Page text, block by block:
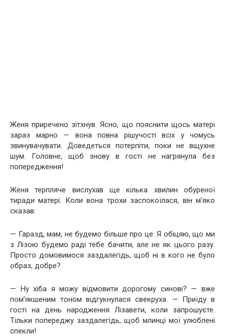
Женя приречено зітхнув. Ясно, що пояснити щось матері
зараз марно — вона повна рішучості всіх у чомусь
звинувачувати. Доведеться потерпіти, поки не вщухне
шум. Головне, щоб знову в гості не нагрянула без
попередження!
Женя терпляче вислухав ще кілька хвилин обуреної
тиради матері. Коли вона трохи заспокоїлася, він м’яко
сказав:
— Гаразд, мам, не будемо більше про це. Я обіцяю, що ми
з Лізою будемо раді тебе бачити, але не як цього разу.
Просто домовимося заздалегідь, щоб ні в кого не було
образ, добре?
— Ну хіба я можу відмовити дорогому синові? — вже
пом’якшеним тоном відгукнулася свекруха. — Приїду в
гості на день народження Лізавети, коли запрошуєте.
Тільки попереджу заздалегідь, щоб млинці мої улюблені
спекли!